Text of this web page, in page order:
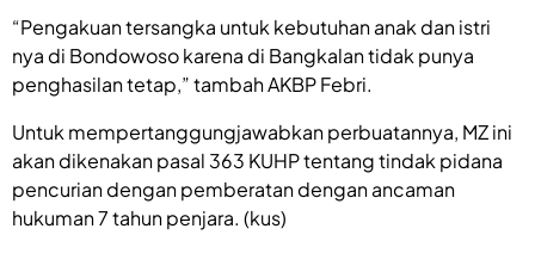
“Pengakuan tersangka untuk kebutuhan anak dan istri
nya di Bondowoso karena di Bangkalan tidak punya
penghasilan tetap,” tambah AKBP Febri.
Untuk mempertanggungjawabkan perbuatannya, MZ ini
akan dikenakan pasal 363 KUHP tentang tindak pidana
pencurian dengan pemberatan dengan ancaman
hukuman 7 tahun penjara. (kus)